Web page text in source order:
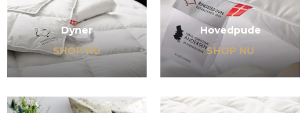
Dyner
SHOP NU
Hovedpude
SHOP NU